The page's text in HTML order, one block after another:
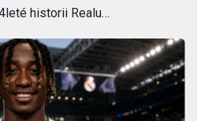
historii Realu…